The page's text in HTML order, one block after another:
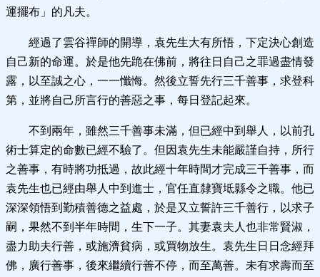
運擺布」的凡夫。
經過了雲谷禪師的開導，袁先生大有所悟，下定決心創造
自己新的命運。於是他先跪在佛前，將往日自己之罪過盡情發
露，以至誠之心，一一懺悔。然後立誓先行三千善事，求登科
第，並將自己所言行的善惡之事，每日登記起來。
不到兩年，雖然三千善事未滿，但已經中到舉人，以前孔
術士算定的命數已經不驗了。但因袁先生未能嚴謹自持，所行
之善事，有時將功抵過，故此經十年時間才完成三千善事，而
袁先生也已經由舉人中到進士，官任直隸寶坻縣令之職。他已
深深領悟到勤積善德之益處，於是又立誓許三千善行，以求子
嗣，果然不到半年時間，生下一子。其妻袁夫人也非常賢淑，
盡力助夫行善，或施濟貧病，或買物放生。袁先生日日念經拜
佛，廣行善事，後來繼續行善不停，而至萬善。未有求壽而至